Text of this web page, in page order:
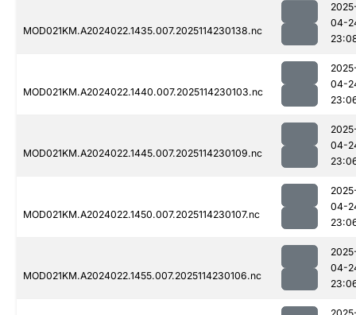
MOD021KM.A2024022.1435.007.2025114230138.nc
04-
MOD021KM.A2024022.1440.007.2025114230103.nc
04-
MOD021KM.A2024022.1445.007.2025114230109.nc
04-
MOD021KM.A2024022.1450.007.2025114230107.nc
04-
MOD021KM.A2024022.1455.007.2025114230106.nc
04-